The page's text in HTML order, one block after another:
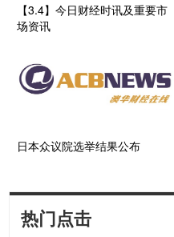
【3.4】今日财经时讯及重要市
场资讯
日本众议院选举结果公布
热门点击